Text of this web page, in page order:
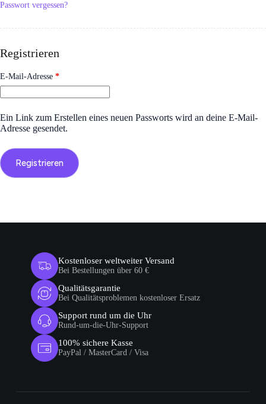
Passwort vergessen?
Registrieren
E-Mail-Adresse *Erforderlich
Ein Link zum Erstellen eines neuen Passworts wird an deine E-Mail-
Adresse gesendet.
Registrieren
Kostenloser weltweiter Versand
Bei Bestellungen über 60 €
Qualitätsgarantie
Bei Qualitätsproblemen kostenloser Ersatz
Support rund um die Uhr
Rund-um-die-Uhr-Support
100% sichere Kasse
PayPal / MasterCard / Visa